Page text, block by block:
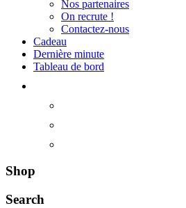
Nos partenaires
On recrute !
Contactez-nous
Cadeau
Dernière minute
Tableau de bord
Shop
Search